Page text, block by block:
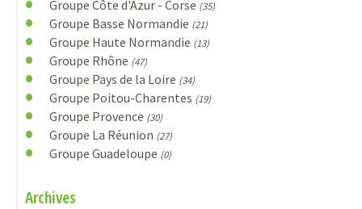
Groupe Côte d'Azur - Corse (35)
Groupe Basse Normandie (21)
Groupe Haute Normandie (13)
Groupe Rhône (47)
Groupe Pays de la Loire (34)
Groupe Poitou-Charentes (19)
Groupe Provence (30)
Groupe La Réunion (27)
Groupe Guadeloupe (0)
Archives